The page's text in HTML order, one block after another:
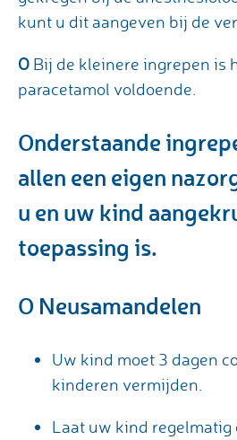
kunt u dit aangeven bij de
O Bij de kleinere ingrepen is
paracetamol voldoende.
Onderstaande
allen een eigen
u en uw kind
toepassing is.
O Neusamandelen
Uw kind moet 3 dagen
kinderen vermijden.
Laat uw kind regelmatig